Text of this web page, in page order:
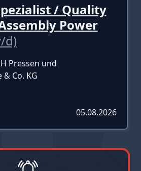
/ Quality
Power
d)
Pressen und
Co. KG
05.08.2026